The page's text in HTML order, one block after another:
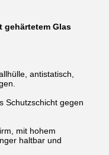
gehärtetem Glas
antistatisch,
Schutzschicht gegen
mit hohem
haltbar und